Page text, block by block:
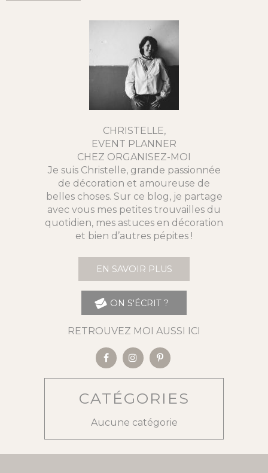
CHRISTELLE,
EVENT PLANNER
CHEZ ORGANISEZ-MOI
Je suis Christelle, grande passionnée
de décoration et amoureuse de
belles choses. Sur ce blog, je partage
avec vous mes petites trouvailles du
quotidien, mes astuces en décoration
et bien d’autres pépites !
EN SAVOIR PLUS
ON S'ÉCRIT ?
RETROUVEZ MOI AUSSI ICI
CATÉGORIES
Aucune catégorie